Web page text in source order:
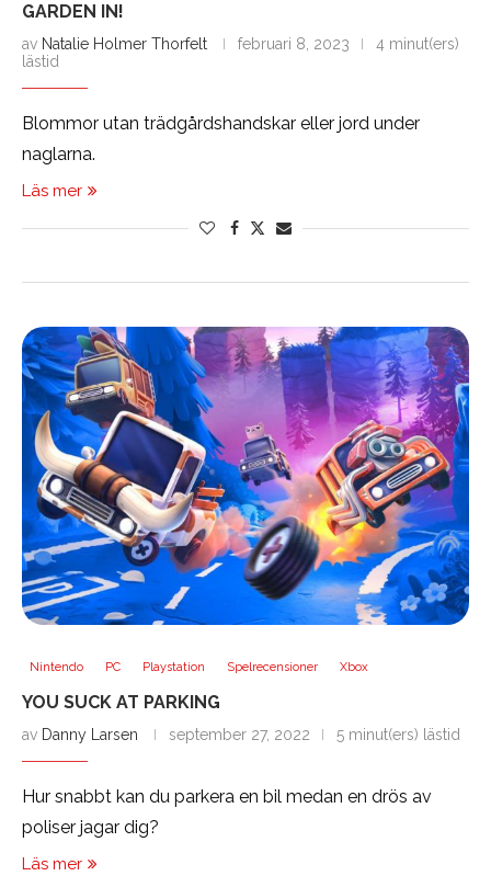
GARDEN IN!
av Natalie Holmer Thorfelt februari 8, 2023
4 minut(ers)
lästid
Blommor utan trädgårdshandskar eller jord under
naglarna.
Läs mer
Nintendo PC Playstation Spelrecensioner Xbox
YOU SUCK AT PARKING
av Danny Larsen september 27, 2022 5 minut(ers) lästid
Hur snabbt kan du parkera en bil medan en drös av
poliser jagar dig?
Läs mer